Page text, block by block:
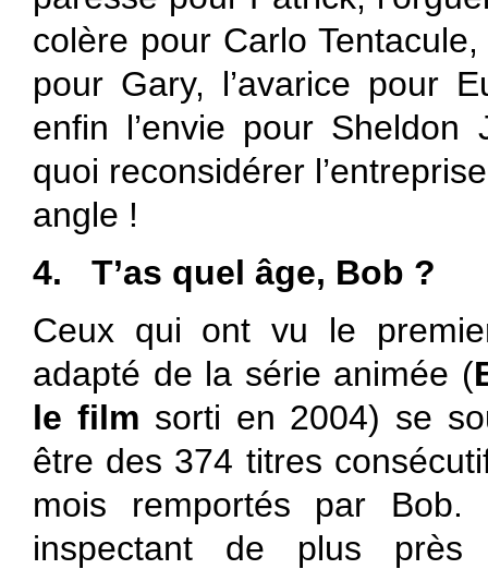
colère pour Carlo
pour Gary, l’avarice pour
enfin l’envie pour Sheldon
quoi reconsidérer
angle !
4.
T’as quel âge, Bob ?
Ceux qui ont vu le
adapté de la série animée (
le film sorti en 2004) se
être des 374 titres
mois remportés par Bob.
inspectant de plus